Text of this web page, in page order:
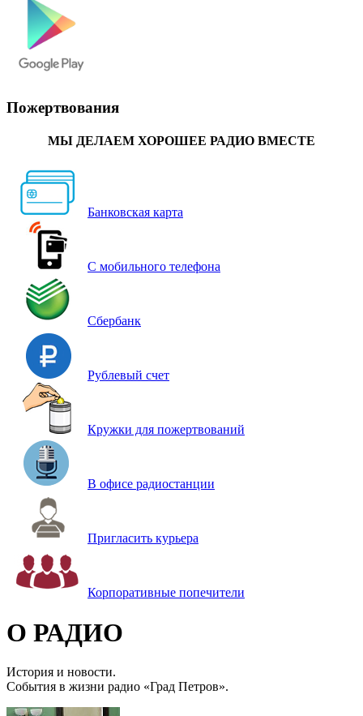
Пожертвования
МЫ ДЕЛАЕМ ХОРОШЕЕ РАДИО ВМЕСТЕ
Банковская карта
С мобильного телефона
Сбербанк
Рублевый счет
Кружки для пожертвований
В офисе радиостанции
Пригласить курьера
Корпоративные попечители
О РАДИО
История и новости.
События в жизни радио «Град Петров».